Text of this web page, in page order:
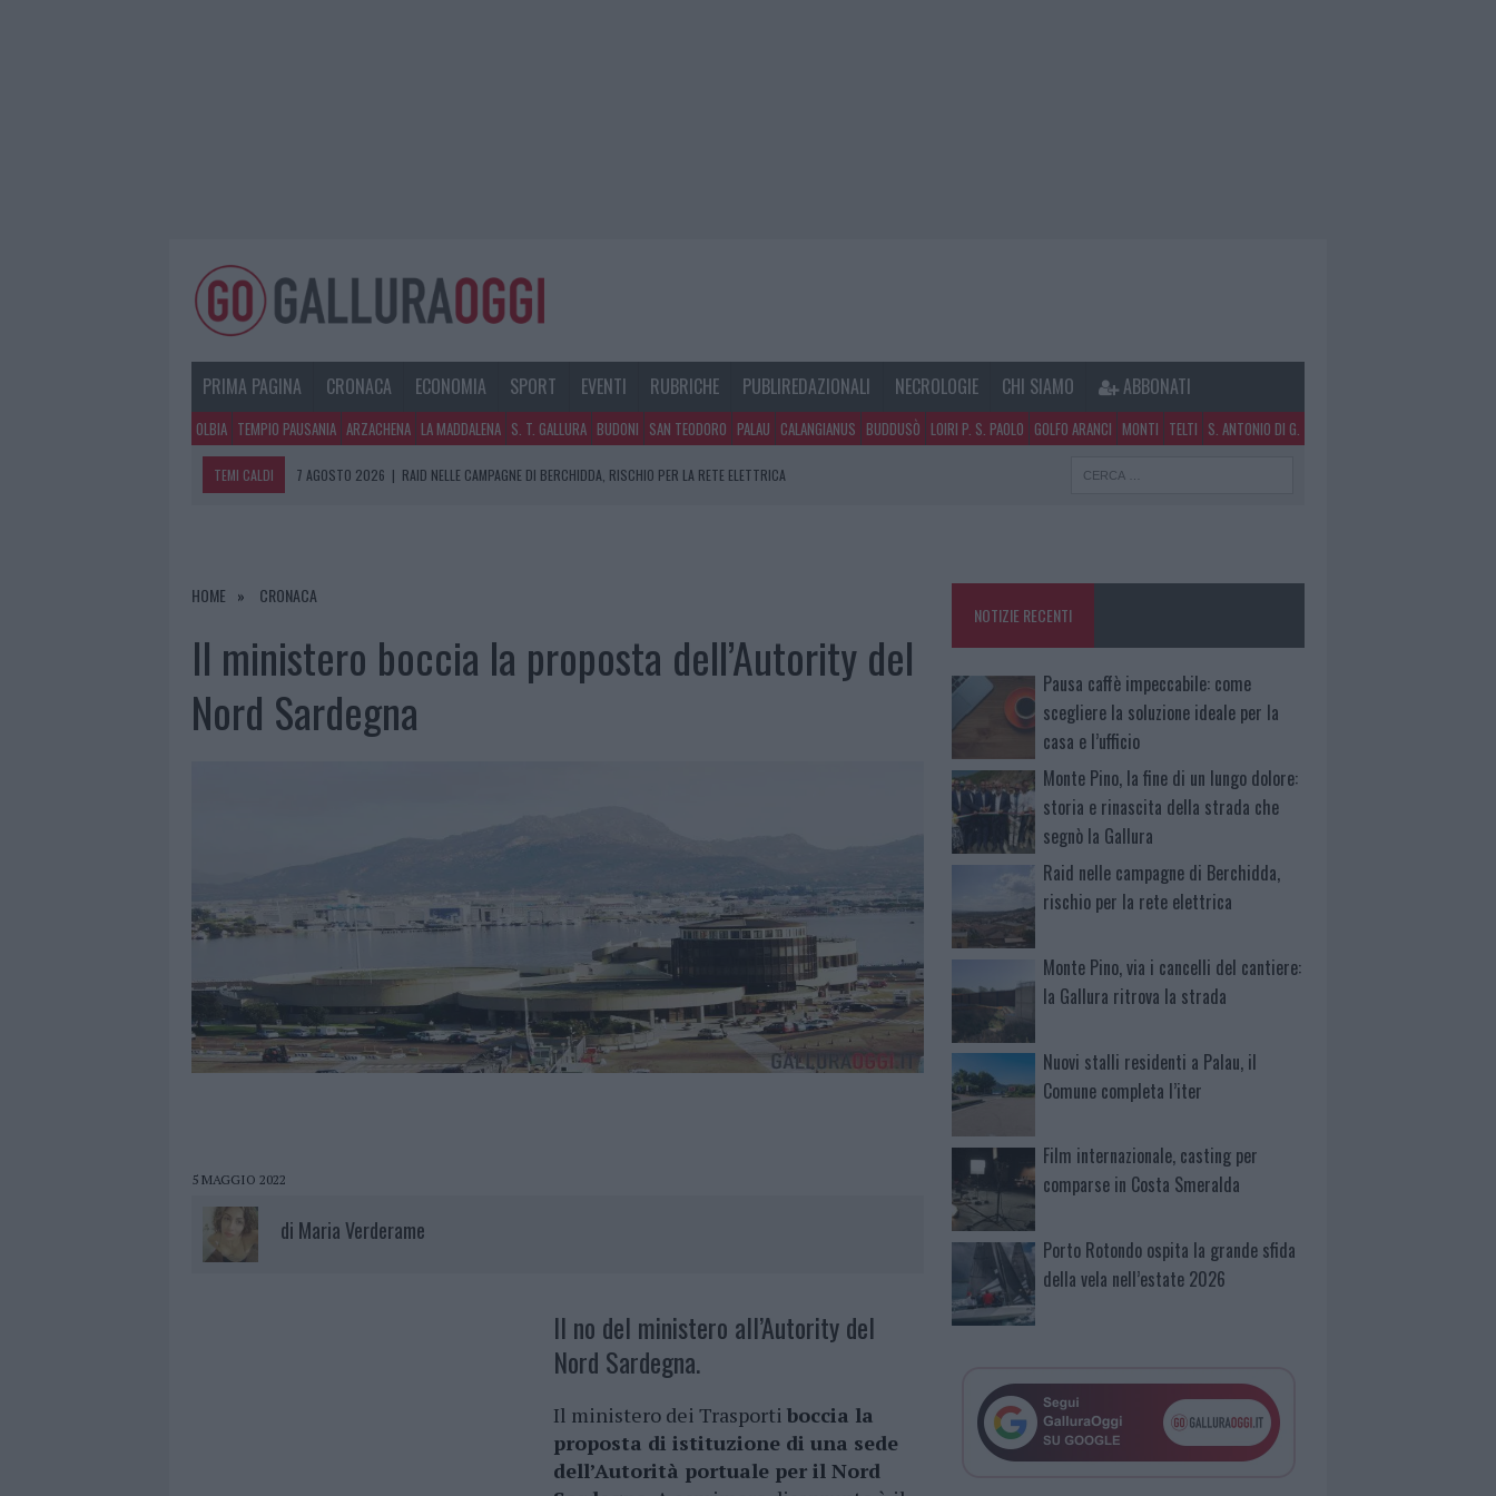
PRIMA PAGINA CRONACA ECONOMIA SPORT EVENTI RUBRICHE PUBLIREDAZIONALI NECROLOGIE CHI SIAMO ABBONATI
OLBIA TEMPIO PAUSANIA ARZACHENA LA MADDALENA S. T. GALLURA BUDONI SAN TEODORO PALAU CALANGIANUS BUDDUSÒ LOIRI P. S. PAOLO GOLFO ARANCI MONTI TELTI S. ANTONIO DI G.
TEMI CALDI 7 AGOSTO 2026 | MONTE PINO, VIA I CANCELLI DEL CANTIERE: LA GALLURA RITROVA LA STRADA
7 AGOSTO 2026
|
HOME CRONACA
Il ministero boccia la proposta dell’Autority del
Nord Sardegna
5 MAGGIO 2022
di Maria Verderame
Il no del ministero all’Autority del
Nord Sardegna.
Il ministero dei Trasporti boccia la
proposta di istituzione di una sede
dell’Autorità portuale per il Nord
NOTIZIE RECENTI
Pausa caffè impeccabile: come
scegliere la soluzione ideale per la
casa e l’ufficio
Monte Pino, la fine di un lungo dolore:
storia e rinascita della strada che
segnò la Gallura
Raid nelle campagne di Berchidda,
rischio per la rete elettrica
Monte Pino, via i cancelli del cantiere:
la Gallura ritrova la strada
Nuovi stalli residenti a Palau, il
Comune completa l’iter
Film internazionale, casting per
comparse in Costa Smeralda
Porto Rotondo ospita la grande sfida
della vela nell’estate 2026